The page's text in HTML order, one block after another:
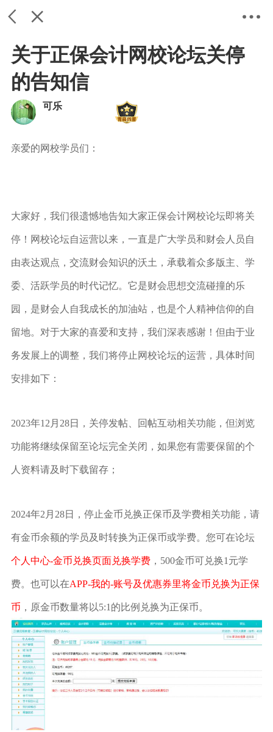
关于正保会计网校论坛关停
的告知信
可乐
亲爱的网校学员们：
大家好，我们很遗憾地告知大家正保会计网校论坛即将关
停！网校论坛自运营以来，一直是广大学员和财会人员自
由表达观点，交流财会知识的沃土，承载着众多版主、学
委、活跃学员的时代记忆。它是财会思想交流碰撞的乐
园，是财会人自我成长的加油站，也是个人精神信仰的自
留地。对于大家的喜爱和支持，我们深表感谢！但由于业
务发展上的调整，我们将停止网校论坛的运营，具体时间
安排如下：
2023年12月28日，关停发帖、回帖互动相关功能，但浏览
功能将继续保留至论坛完全关闭，如果您有需要保留的个
人资料请及时下载留存；
2024年2月28日，停止金币兑换正保币及学费相关功能，请
有金币余额的学员及时转换为正保币或学费。您可在论坛
个人中心-金币兑换页面兑换学费，500金币可兑换1元学
费。也可以在APP-我的-账号及优惠券里将金币兑换为正保
币 ，原金币数量将以5:1的比例兑换为正保币。